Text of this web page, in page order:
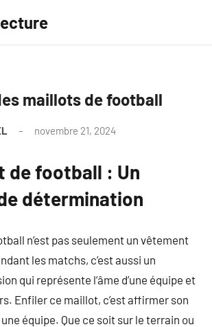
maillots de football
novembre 21, 2024
de football : Un
détermination
n’est pas seulement un vêtement
les matchs, c’est aussi un
qui représente l’âme d’une équipe et
Enfiler ce maillot, c’est affirmer son
équipe. Que ce soit sur le terrain ou